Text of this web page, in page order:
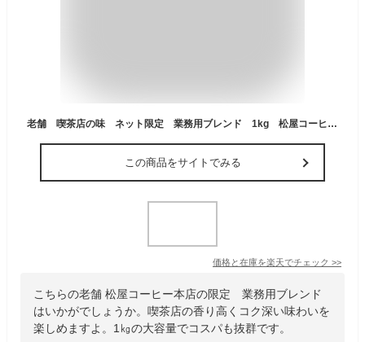
老舗 喫茶店の味 ネット限定 業務用ブレンド 1kg 松屋コーヒー本店
この商品をサイトでみる
価格と在庫を楽天でチェック >>
こちらの老舗 松屋コーヒー本店の限定 業務用ブレンド
はいかがでしょうか。喫茶店の香り高くコク深い味わいを
楽しめますよ。1㎏の大容量でコスパも抜群です。